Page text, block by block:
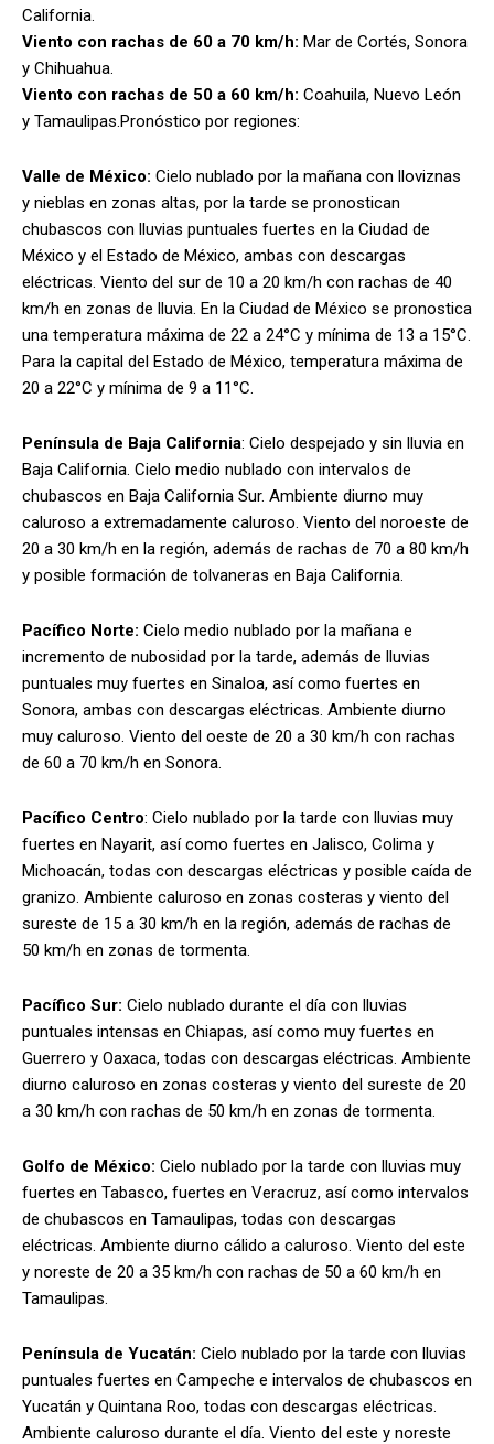
California.
Viento con rachas de 60 a 70 km/h: Mar de Cortés, Sonora
y Chihuahua.
Viento con rachas de 50 a 60 km/h: Coahuila, Nuevo León
y Tamaulipas.Pronóstico por regiones:
Valle de México: Cielo nublado por la mañana con lloviznas
y nieblas en zonas altas, por la tarde se pronostican
chubascos con lluvias puntuales fuertes en la Ciudad de
México y el Estado de México, ambas con descargas
eléctricas. Viento del sur de 10 a 20 km/h con rachas de 40
km/h en zonas de lluvia. En la Ciudad de México se pronostica
una temperatura máxima de 22 a 24°C y mínima de 13 a 15°C.
Para la capital del Estado de México, temperatura máxima de
20 a 22°C y mínima de 9 a 11°C.
Península de Baja California: Cielo despejado y sin lluvia en
Baja California. Cielo medio nublado con intervalos de
chubascos en Baja California Sur. Ambiente diurno muy
caluroso a extremadamente caluroso. Viento del noroeste de
20 a 30 km/h en la región, además de rachas de 70 a 80 km/h
y posible formación de tolvaneras en Baja California.
Pacífico Norte: Cielo medio nublado por la mañana e
incremento de nubosidad por la tarde, además de lluvias
puntuales muy fuertes en Sinaloa, así como fuertes en
Sonora, ambas con descargas eléctricas. Ambiente diurno
muy caluroso. Viento del oeste de 20 a 30 km/h con rachas
de 60 a 70 km/h en Sonora.
Pacífico Centro: Cielo nublado por la tarde con lluvias muy
fuertes en Nayarit, así como fuertes en Jalisco, Colima y
Michoacán, todas con descargas eléctricas y posible caída de
granizo. Ambiente caluroso en zonas costeras y viento del
sureste de 15 a 30 km/h en la región, además de rachas de
50 km/h en zonas de tormenta.
Pacífico Sur: Cielo nublado durante el día con lluvias
puntuales intensas en Chiapas, así como muy fuertes en
Guerrero y Oaxaca, todas con descargas eléctricas. Ambiente
diurno caluroso en zonas costeras y viento del sureste de 20
a 30 km/h con rachas de 50 km/h en zonas de tormenta.
Golfo de México: Cielo nublado por la tarde con lluvias muy
fuertes en Tabasco, fuertes en Veracruz, así como intervalos
de chubascos en Tamaulipas, todas con descargas
eléctricas. Ambiente diurno cálido a caluroso. Viento del este
y noreste de 20 a 35 km/h con rachas de 50 a 60 km/h en
Tamaulipas.
Península de Yucatán: Cielo nublado por la tarde con lluvias
puntuales fuertes en Campeche e intervalos de chubascos en
Yucatán y Quintana Roo, todas con descargas eléctricas.
Ambiente caluroso durante el día. Viento del este y noreste